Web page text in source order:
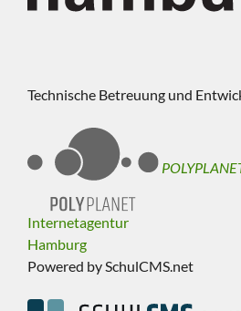
Technische Betreuung und
Internetagentur
Hamburg
Powered by SchulCMS.net